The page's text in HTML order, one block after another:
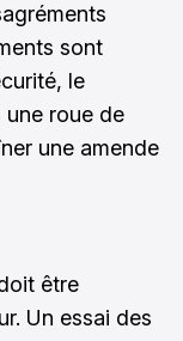
sont
le
roue de
une amende
être
Un essai des